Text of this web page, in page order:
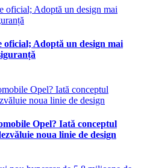
Adoptă un design mai
Opel? Iată conceptul
noua linie de design